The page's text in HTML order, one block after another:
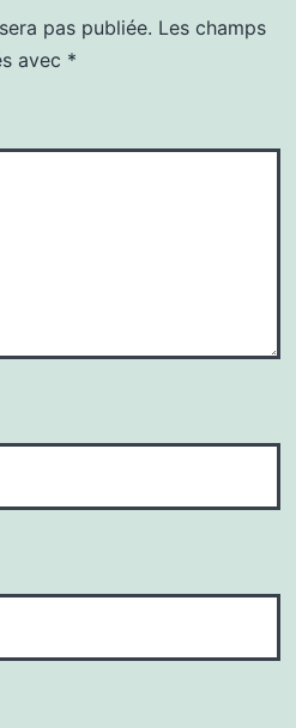
pas publiée. Les champs
avec *